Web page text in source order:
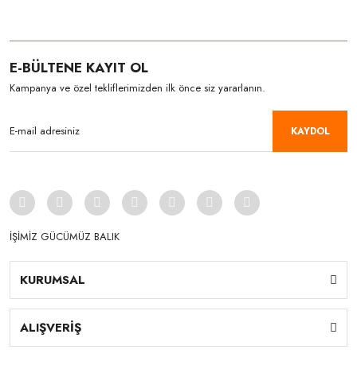
E-BÜLTENE KAYIT OL
Kampanya ve özel tekliflerimizden ilk önce siz yararlanın.
KAYDOL
İŞİMİZ GÜCÜMÜZ BALIK
KURUMSAL
ALIŞVERİŞ